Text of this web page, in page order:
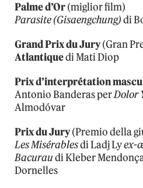
Palme d’Or(miglior film)
Parasite (Gisaengchung)di
Grand Prix du Jury(Gran
Atlantiquedi Mati Diop
Prix d’interprétation
Antonio Banderas perDolor
Almodóvar
Prix du Jury(Premio della
Les Misérablesdi Ladj Lyex-
Bacuraudi Kleber
Dornelles